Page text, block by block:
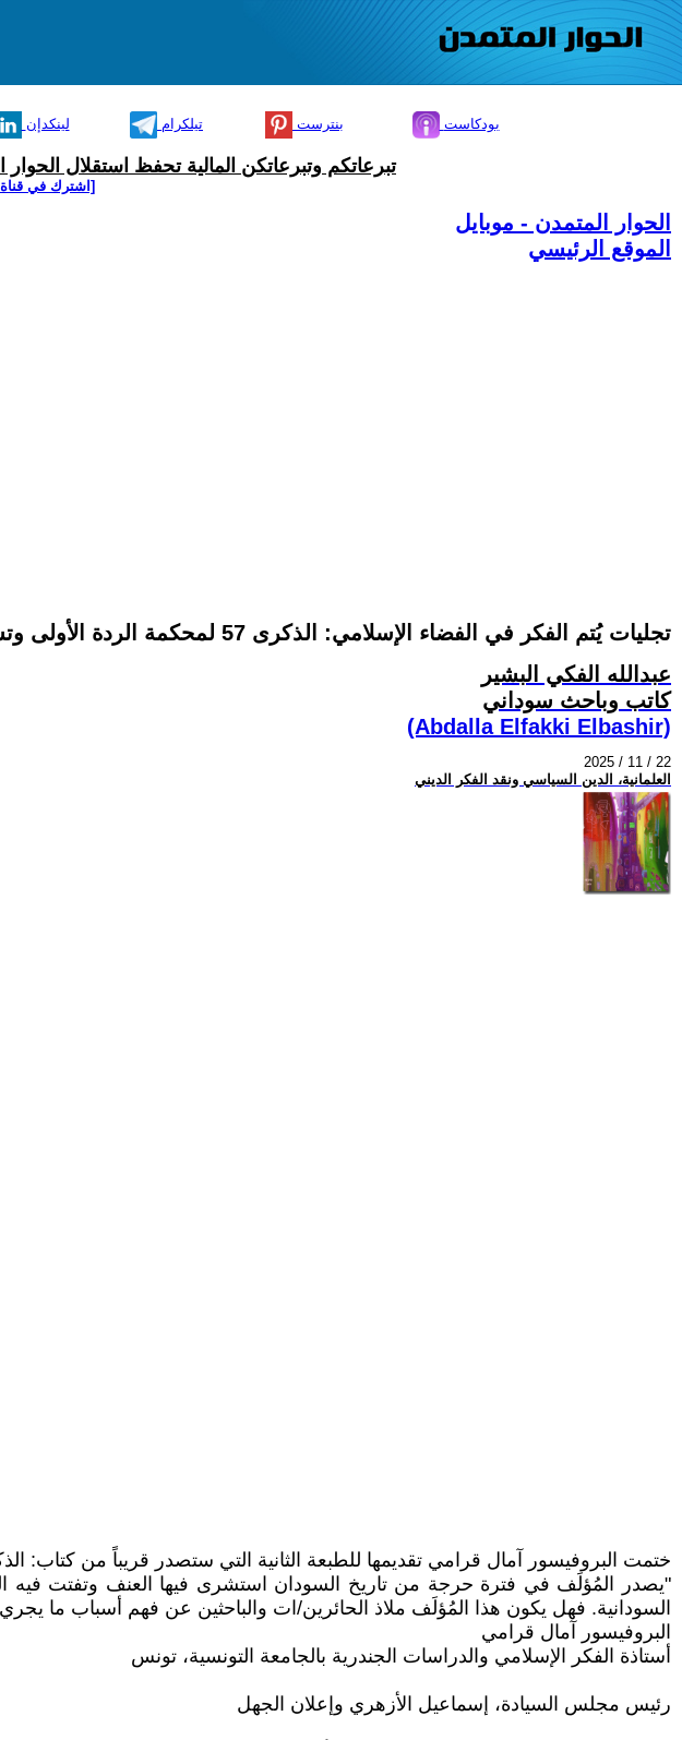
لينكدإن تيلكرام بنترست بودكاست
تبرعاتكم وتبرعاتكن المالية تحفظ استقلال
[اشترك في قناة
الحوار المتمدن - موبايل
الموقع الرئيسي
تجليات يُتم الفكر في الفضاء الإسلامي: الذكرى 57 لمحكمة الردة الأولى وتشكيل التحالف الديني العريض ضد الفهم الجديد للإسلام (4-11)
عبدالله الفكي البشير
كاتب وباحث سوداني
(Abdalla Elfakki Elbashir)
2025 / 11 / 22
العلمانية، الدين السياسي ونقد الفكر الديني
ختمت البروفيسور آمال قرامي تقديمها للطبعة الثانية التي ستصدر قريباً من
"يصدر المُؤلَف في فترة حرجة من تاريخ السودان استشرى فيها العنف وتفتت فيه
السودانية. فهل يكون هذا المُؤلَف ملاذ الحائرين/ات والباحثين عن فهم أسباب ما
البروفيسور آمال قرامي
أستاذة الفكر الإسلامي والدراسات الجندرية بالجامعة التونسية، تونس
رئيس مجلس السيادة، إسماعيل الأزهري وإعلان الجهل